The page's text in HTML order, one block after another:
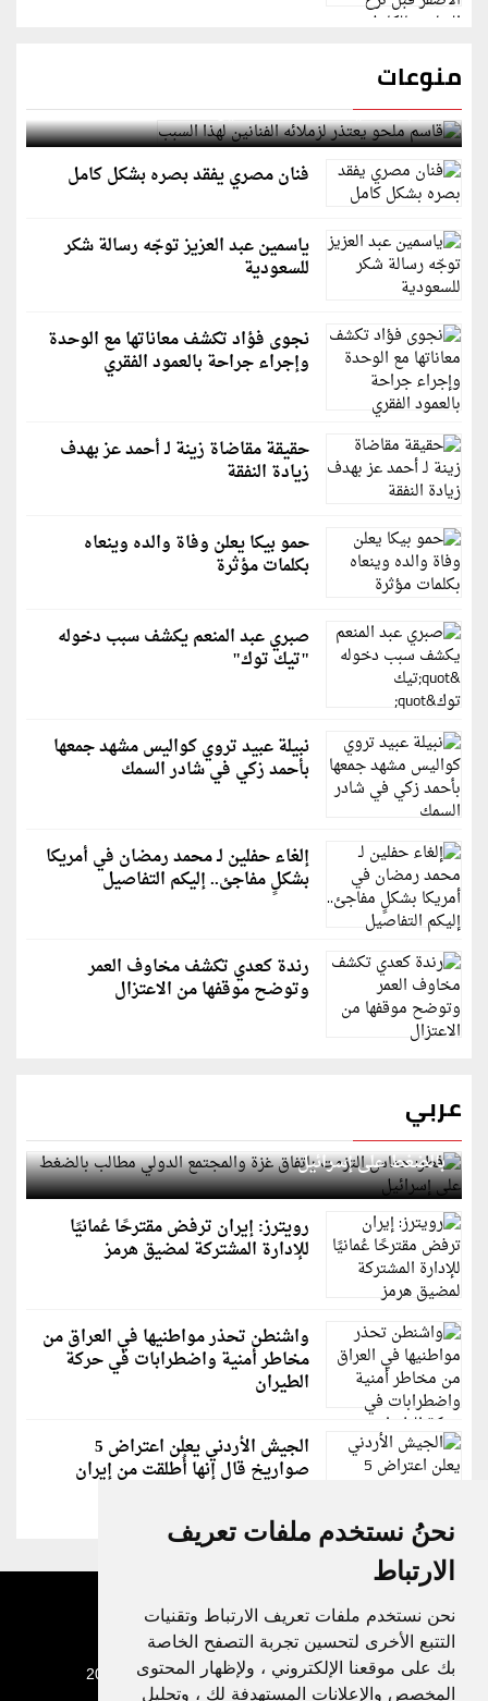
نحنُ نستخدم ملفات تعريف
الارتباط
نحن نستخدم ملفات تعريف الارتباط وتقنيات
التتبع الأخرى لتحسين تجربة التصفح الخاصة
بك على موقعنا الإلكتروني ، ولإظهار المحتوى
المخصص والإعلانات المستهدفة لك ، وتحليل
منوعات
قاسم ملحو يعتذر لزملائه الفنانين لهذا السبب
فنان مصري يفقد بصره بشكل كامل
ياسمين عبد العزيز توجّه رسالة شكر
للسعودية
نجوى فؤاد تكشف معاناتها مع الوحدة
وإجراء جراحة بالعمود الفقري
حقيقة مقاضاة زينة لـ أحمد عز بهدف
زيادة النفقة
حمو بيكا يعلن وفاة والده وينعاه
بكلمات مؤثرة
صبري عبد المنعم يكشف سبب دخوله
"تيك توك"
نبيلة عبيد تروي كواليس مشهد جمعها
بأحمد زكي في شادر السمك
إلغاء حفلين لـ محمد رمضان في أمريكا
بشكلٍ مفاجئ.. إليكم التفاصيل
رندة كعدي تكشف مخاوف العمر
وتوضح موقفها من الاعتزال
عربي
قطر: حماس التزمت باتفاق غزة والمجتمع الدولي مطالب
بالضغط على إسرائيل
رويترز: إيران ترفض مقترحًا عُمانيًا
للإدارة المشتركة لمضيق هرمز
واشنطن تحذر مواطنيها في العراق من
مخاطر أمنية واضطرابات في حركة
الطيران
الجيش الأردني يعلن اعتراض 5
صواريخ قال إنها أُطلقت من إيران
جميع الحقوق محفوظة لدنيا الوطن © 2003 - 2022